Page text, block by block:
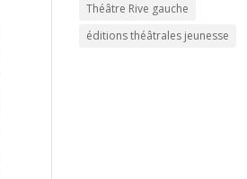
Théâtre Rive gauche
éditions théâtrales jeunesse